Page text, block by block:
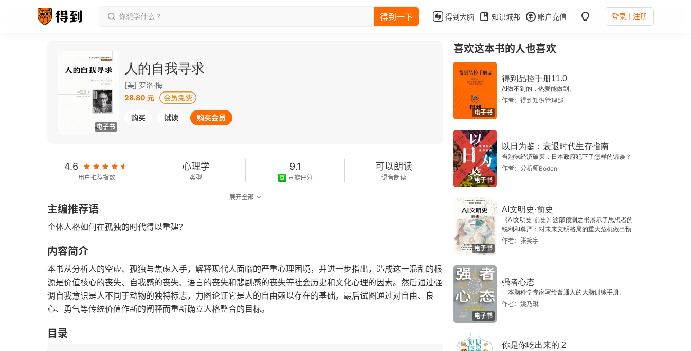
得到一下 得到大脑 知识城邦 账户充值 登录 注册
电子书
人的自我寻求
[美] 罗洛·梅
28.80 元
购买 试读 购买会员
4.6
用户推荐指数
心理学
类型
9.1
豆瓣评分
可以朗读
语音朗读
字数
展开全部
主编推荐语
个体人格如何在孤独的时代得以重建？
内容简介
本书从分析人的空虚、孤独与焦虑入手，解释现代人面临的严重心理困境，并进一步指出，造成这一混乱的根
源是价值核心的丧失、自我感的丧失、语言的丧失和悲剧感的丧失等社会历史和文化心理的因素。然后通过强
调自我意识是人不同于动物的独特标志，力图论证它是人的自由赖以存在的基础。最后试图通过对自由、良
心、勇气等传统价值作新的阐释而重新确立人格整合的目标。
目录
喜欢这本书的人也喜欢
电子书
得到品控手册11.0
AI做不到的，热爱能做到。
作者：得到知识管理部
电子书
以日为鉴：衰退时代生存指南
当泡沫经济破灭，日本政府犯下了怎样的错误？
作者：分析师Boden
电子书
AI文明史·前史
《AI文明史·前史》这部预测之书展示了思想者的
锐利和尊严：对未来文明格局的重大危机做出预
警，提示人类做出智慧的选择。
作者：张笑宇
电子书
强者心态
一本脑科学专家写给普通人的大脑训练手册。
作者：姚乃琳
你是你吃出来的 2